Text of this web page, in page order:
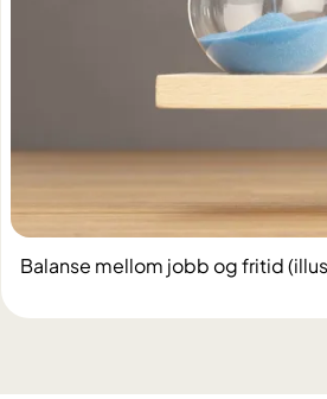
Balanse mellom jobb og fritid